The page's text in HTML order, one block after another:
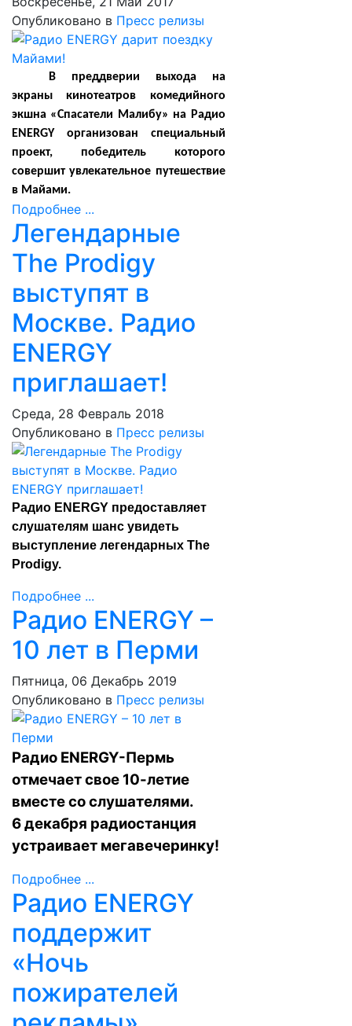
Опубликовано в Пресс релизы
В преддверии выхода на
экраны кинотеатров комедийного
экшна «Спасатели Малибу» на Радио
ENERGY организован специальный
проект, победитель которого
совершит увлекательное путешествие
в Майами.
Подробнее ...
Легендарные
The Prodigy
выступят в
Москве. Радио
ENERGY
приглашает!
Среда, 28 Февраль 2018
Опубликовано в Пресс релизы
Радио ENERGY предоставляет
слушателям шанс увидеть
выступление легендарных The
Prodigy.
Подробнее ...
Радио ENERGY –
10 лет в Перми
Пятница, 06 Декабрь 2019
Опубликовано в Пресс релизы
Радио ENERGY-Пермь
отмечает свое 10-летие
вместе со слушателями.
6 декабря радиостанция
устраивает мегавечеринку!
Подробнее ...
Радио ENERGY
поддержит
«Ночь
пожирателей